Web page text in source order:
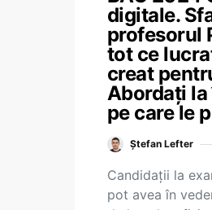
digitale.
profesorul
tot ce
creat
Abordați
pe care le
Ștefan Lefter
Candidații la
pot avea în